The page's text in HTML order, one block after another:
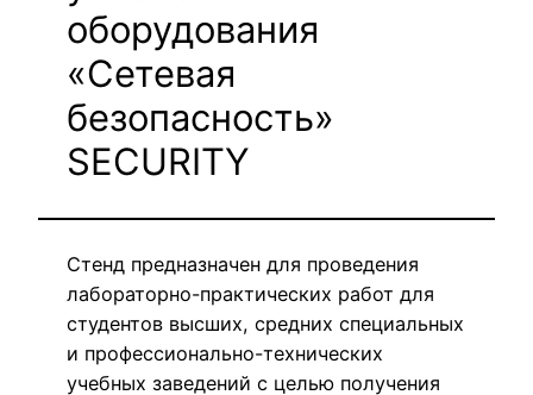
оборудования
«Сетевая
безопасность»
SECURITY
Стенд предназначен для проведения
лабораторно-практических работ для
студентов высших, средних специальных
и профессионально-технических
учебных заведений с целью получения